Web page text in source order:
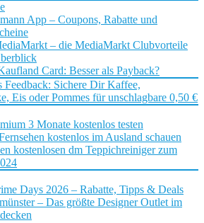
App – Coupons, Rabatte und
– die MediaMarkt Clubvorteile
Card: Besser als Payback?
Feedback: Sichere Dir Kaffee,
Eis oder Pommes für unschlagbare 0,50 €
3 Monate kostenlos testen
kostenlos im Ausland schauen
kostenlosen dm Teppichreiniger zum
Days 2026 – Rabatte, Tipps & Deals
– Das größte Designer Outlet im